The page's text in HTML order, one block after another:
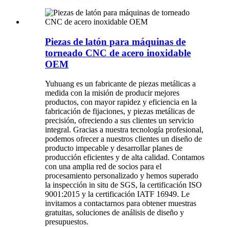
Piezas de latón para máquinas de
torneado CNC de acero inoxidable
OEM
Yuhuang es un fabricante de piezas metálicas a
medida con la misión de producir mejores
productos, con mayor rapidez y eficiencia en la
fabricación de fijaciones, y piezas metálicas de
precisión, ofreciendo a sus clientes un servicio
integral. Gracias a nuestra tecnología profesional,
podemos ofrecer a nuestros clientes un diseño de
producto impecable y desarrollar planes de
producción eficientes y de alta calidad. Contamos
con una amplia red de socios para el
procesamiento personalizado y hemos superado
la inspección in situ de SGS, la certificación ISO
9001:2015 y la certificación IATF 16949. Le
invitamos a contactarnos para obtener muestras
gratuitas, soluciones de análisis de diseño y
presupuestos.